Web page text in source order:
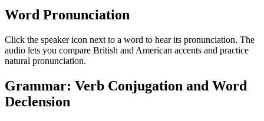
Word Pronunciation
Click the speaker icon next to a word to hear its pronunciation. The
audio lets you compare British and American accents and practice
natural pronunciation.
Grammar: Verb Conjugation and Word
Declension